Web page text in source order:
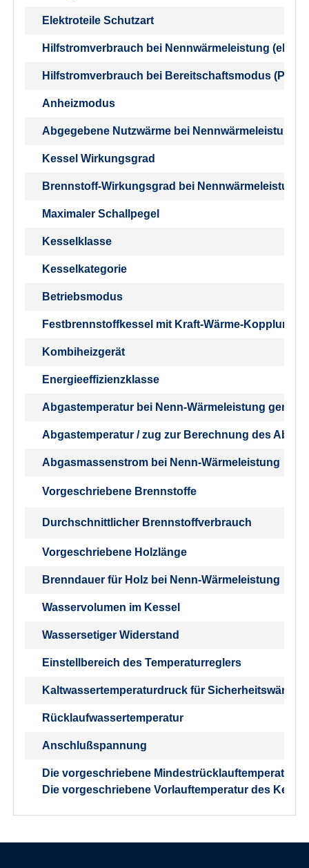
Elektroteile Schutzart
Hilfstromverbrauch bei Nennwärmeleistung
Hilfstromverbrauch bei Bereitschaftsmodus (Psb)
Anheizmodus
Abgegebene Nutzwärme bei Nennwärmeleistung
Kessel Wirkungsgrad
Brennstoff-Wirkungsgrad bei Nennwärmeleistung
Maximaler Schallpegel
Kesselklasse
Kesselkategorie
Betriebsmodus
Festbrennstoffkessel mit Kraft-Wärme-Kopplung
Kombiheizgerät
Energieeffizienzklasse
Abgastemperatur bei Nenn-Wärmeleistung gemäß
Abgastemperatur / zug zur Berechnung des
Abgasmassenstrom bei Nenn-Wärmeleistung
Vorgeschriebene Brennstoffe
Durchschnittlicher Brennstoffverbrauch
Vorgeschriebene Holzlänge
Brenndauer für Holz bei Nenn-Wärmeleistung
Wasservolumen im Kessel
Wassersetiger Widerstand
Einstellbereich des Temperaturreglers
Kaltwassertemperaturdruck für
Rücklaufwassertemperatur
Anschlußspannung
Die vorgeschriebene Mindestrücklauftemperatur
Die vorgeschriebene Vorlauftemperatur des